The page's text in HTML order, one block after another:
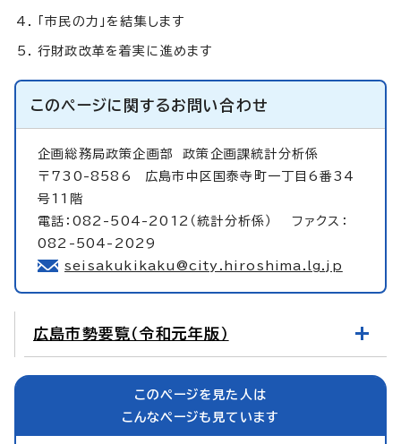
「市民の力」を結集します
行財政改革を着実に進めます
このページに関するお問い合わせ
企画総務局政策企画部政策企画課統計分析係
〒730-8586 広島市中区国泰寺町一丁目6番34
号11階
電話：082-504-2012（統計分析係） ファクス：
082-504-2029
seisakukikaku@city.hiroshima.lg.jp
広島市勢要覧（令和元年版）
このページを見た人は
こんなページも見ています